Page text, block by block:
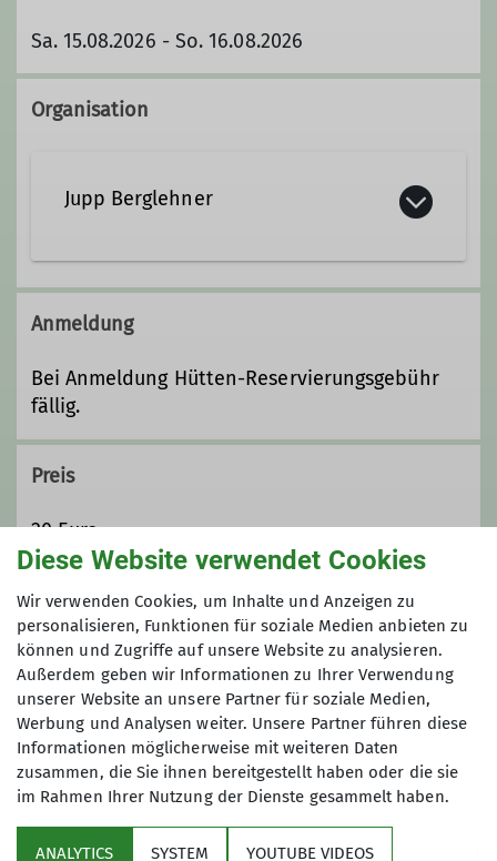
Sa. 15.08.2026 - So. 16.08.2026
Organisation
Jupp Berglehner
jupp.berglehner@dav-sr.de
Qualifikationen
Beirat
Anmeldung
Bei Anmeldung Hütten-Reservierungsgebühr
fällig.
Preis
20 Euro
Maximale Teilnehmeranzahl
4
Diese Website verwendet Cookies
Wir verwenden Cookies, um Inhalte und Anzeigen zu
personalisieren, Funktionen für soziale Medien anbieten zu
können und Zugriffe auf unsere Website zu analysieren.
Außerdem geben wir Informationen zu Ihrer Verwendung
unserer Website an unsere Partner für soziale Medien,
Werbung und Analysen weiter. Unsere Partner führen diese
Informationen möglicherweise mit weiteren Daten
zusammen, die Sie ihnen bereitgestellt haben oder die sie
im Rahmen Ihrer Nutzung der Dienste gesammelt haben.
ANALYTICS SYSTEM YOUTUBE VIDEOS